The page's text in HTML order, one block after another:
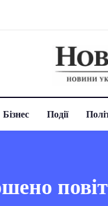
Бізнес Події